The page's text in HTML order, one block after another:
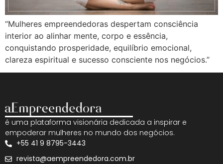
“Mulheres empreendedoras despertam consciência
interior ao alinhar mente, corpo e essência,
conquistando prosperidade, equilíbrio emocional,
clareza espiritual e sucesso consciente nos negócios.”
é uma plataforma visionária dedicada a inspirar e
empoderar mulheres no mundo dos negócios.
+55 41 9 8795-3443
revista@aempreendedora.com.br